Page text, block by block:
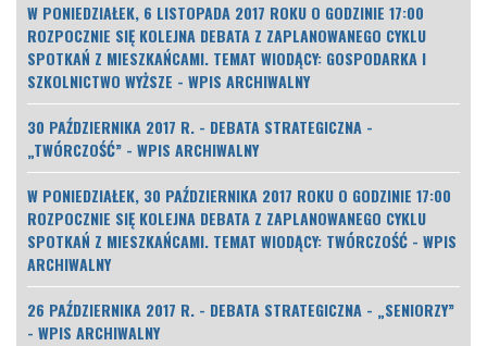
W PONIEDZIAŁEK, 6 LISTOPADA 2017 ROKU O GODZINIE 17:00
ROZPOCZNIE SIĘ KOLEJNA DEBATA Z ZAPLANOWANEGO CYKLU
SPOTKAŃ Z MIESZKAŃCAMI. TEMAT WIODĄCY: GOSPODARKA I
SZKOLNICTWO WYŻSZE - WPIS ARCHIWALNY
30 PAŹDZIERNIKA 2017 R. - DEBATA STRATEGICZNA -
„TWÓRCZOŚĆ” - WPIS ARCHIWALNY
W PONIEDZIAŁEK, 30 PAŹDZIERNIKA 2017 ROKU O GODZINIE 17:00
ROZPOCZNIE SIĘ KOLEJNA DEBATA Z ZAPLANOWANEGO CYKLU
SPOTKAŃ Z MIESZKAŃCAMI. TEMAT WIODĄCY: TWÓRCZOŚĆ - WPIS
ARCHIWALNY
26 PAŹDZIERNIKA 2017 R. - DEBATA STRATEGICZNA - „SENIORZY”
- WPIS ARCHIWALNY